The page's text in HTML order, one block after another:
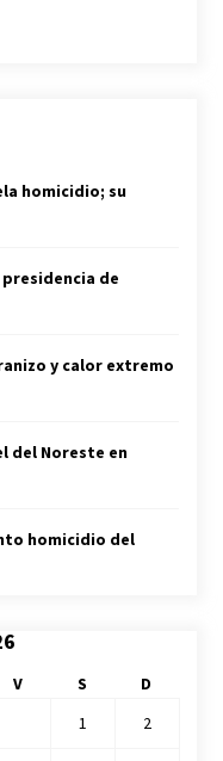
homicidio; su
de
y calor extremo
del Noreste en
homicidio del
V S
D
1
2